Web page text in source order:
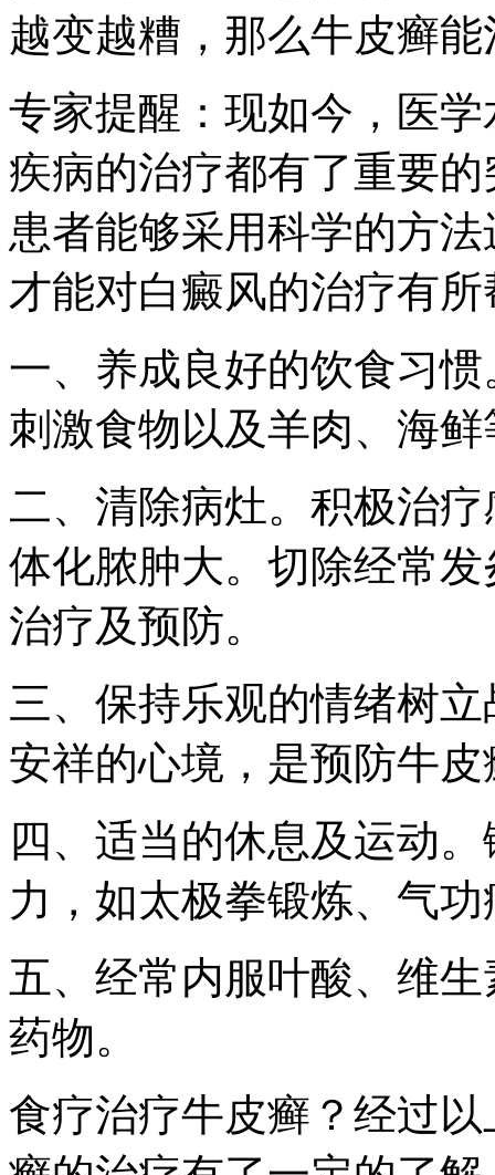
越变越糟，那么牛皮癣
专家提醒：现如今，医
疾病的治疗都有了重要
患者能够采用科学的方
才能对白癜风的治疗有所
一、养成良好的饮食习
刺激食物以及羊肉、海
二、清除病灶。积极治
体化脓肿大。切除经常
治疗及预防。
三、保持乐观的情绪树
安祥的心境，是预防牛
四、适当的休息及运动
力，如太极拳锻炼、气
五、经常内服叶酸、维
药物。
食疗治疗牛皮癣？经过